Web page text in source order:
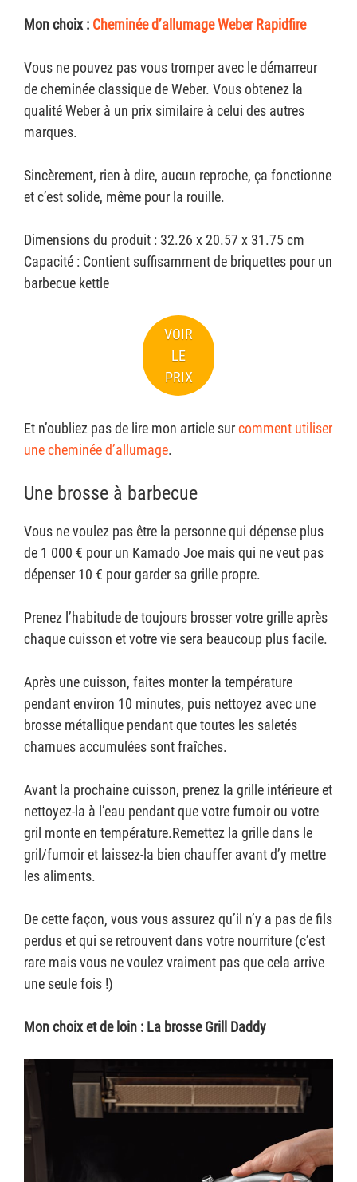
Mon choix : Cheminée d’allumage Weber Rapidfire
Vous ne pouvez pas vous tromper avec le démarreur
de cheminée classique de Weber. Vous obtenez la
qualité Weber à un prix similaire à celui des autres
marques.
Sincèrement, rien à dire, aucun reproche, ça fonctionne
et c’est solide, même pour la rouille.
Dimensions du produit : 32.26 x 20.57 x 31.75 cm
Capacité : Contient suffisamment de briquettes pour un
barbecue kettle
VOIR
LE
PRIX
Et n’oubliez pas de lire mon article surcomment utiliser
une cheminée d’allumage.
Une brosse à barbecue
Vous ne voulez pas être la personne qui dépense plus
de 1 000 € pour un Kamado Joe mais qui ne veut pas
dépenser 10 € pour garder sa grille propre.
Prenez l’habitude de toujours brosser votre grille après
chaque cuisson et votre vie sera beaucoup plus facile.
Après une cuisson, faites monter la température
pendant environ 10 minutes, puis nettoyez avec une
brosse métallique pendant que toutes les saletés
charnues accumulées sont fraîches.
Avant la prochaine cuisson, prenez la grille intérieure et
nettoyez-la à l’eau pendant que votre fumoir ou votre
gril monte en température.Remettez la grille dans le
gril/fumoir et laissez-la bien chauffer avant d’y mettre
les aliments.
De cette façon, vous vous assurez qu’il n’y a pas de fils
perdus et qui se retrouvent dans votre nourriture (c’est
rare mais vous ne voulez vraiment pas que cela arrive
une seule fois !)
Mon choix et de loin : La brosse Grill Daddy